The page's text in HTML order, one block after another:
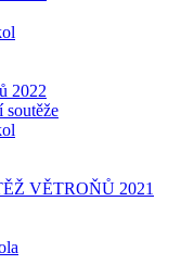
2022
soutěže
VĚTROŇŮ 2021